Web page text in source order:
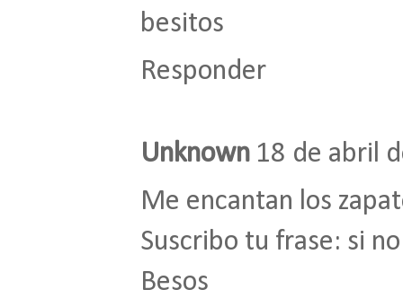
besitos
Responder
Unknown 18 de abril
Me encantan los
Suscribo tu frase: si
Besos